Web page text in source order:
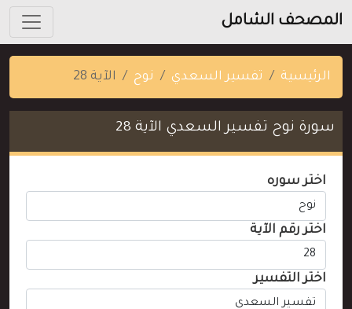
المصحف الشامل
الرئيسية تفسير السعدي نوح الآية 28
سورة نوح تفسير السعدي الآية 28
اختر سوره
اختر رقم الآية
اختر التفسير